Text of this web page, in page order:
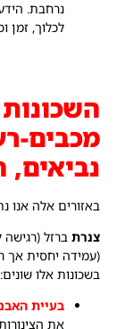
נרחבת.
לכלוך, זמן
מכבים-
באזורים אלה אנו
צנרתברזל (רגישה
(עמידה יחסית אך
בשכונות אלו שונים:
בעיית
את